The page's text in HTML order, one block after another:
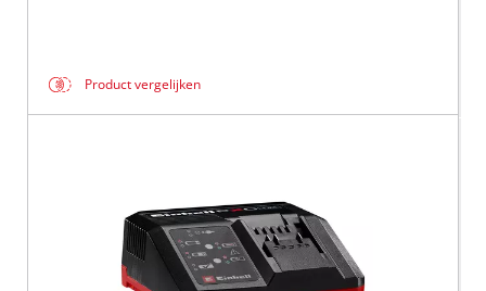
Product vergelijken